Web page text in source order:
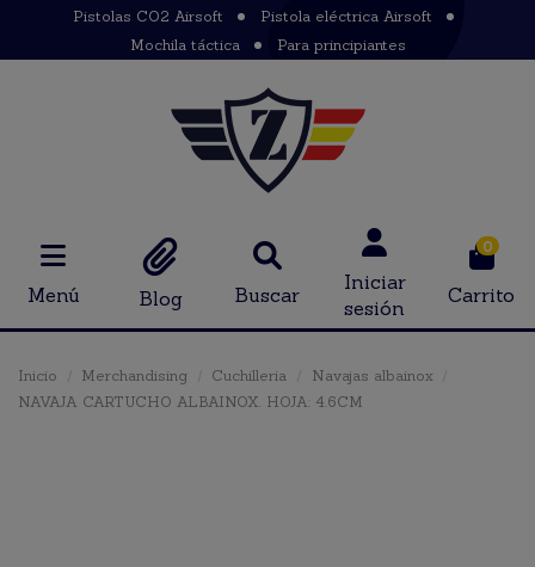
Pistolas CO2 Airsoft
Pistola eléctrica Airsoft
Mochila táctica
Para principiantes
Menú Blog Buscar
Iniciar
sesión
0
Carrito
Inicio Merchandising Cuchilleria
Navajas albainox
NAVAJA CARTUCHO ALBAINOX. HOJA: 4.6CM